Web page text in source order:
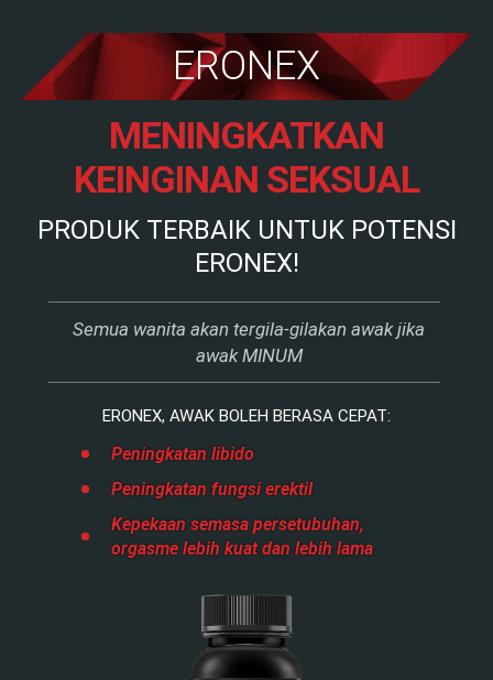
ERONEX
MENINGKATKAN
KEINGINAN SEKSUAL
PRODUK TERBAIK UNTUK POTENSI
ERONEX!
Semua wanita akan tergila-gilakan awak jika
awak MINUM
ERONEX, AWAK BOLEH BERASA CEPAT:
Peningkatan libido
Peningkatan fungsi erektil
Kepekaan semasa persetubuhan,
orgasme lebih kuat dan lebih lama